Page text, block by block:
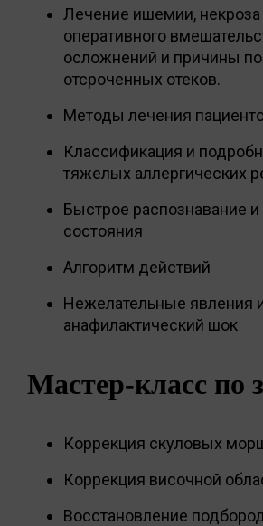
Лечение ишемии, некроза
оперативного
осложнений и причины
отсроченных отеков.
Методы лечения
Классификация и
тяжелых аллергических
Быстрое распознавание
состояния
Алгоритм действий
Нежелательные явления
анафилактический шок
Мастер-класс по
Коррекция скуловых
Коррекция височной
Восстановление